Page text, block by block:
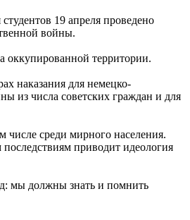
19 апреля проведено
войны.
оккупированной территории.
наказания для немецко-
из числа советских граждан и для
среди мирного населения.
приводит идеология
мы должны знать и помнить